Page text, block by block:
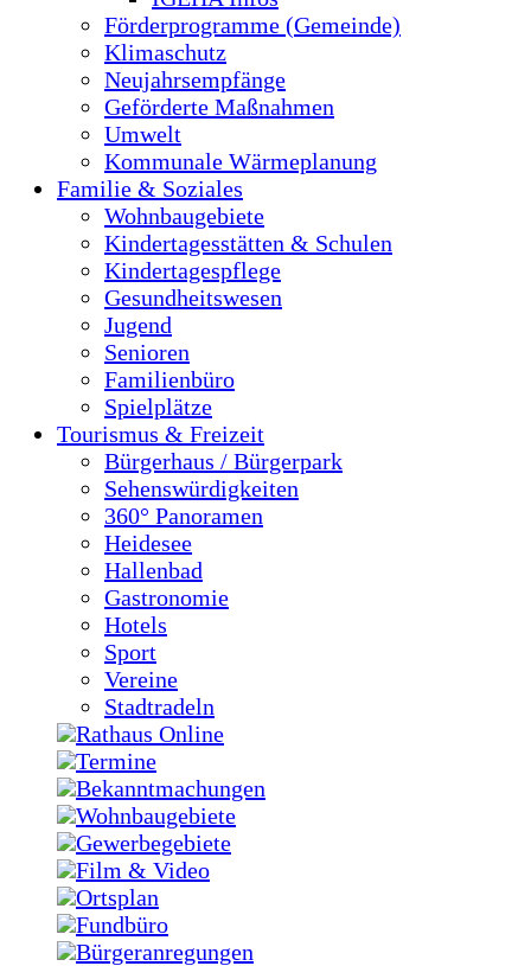
Förderprogramme (Gemeinde)
Klimaschutz
Neujahrsempfänge
Geförderte Maßnahmen
Umwelt
Kommunale Wärmeplanung
Familie & Soziales
Wohnbaugebiete
Kindertagesstätten & Schulen
Kindertagespflege
Gesundheitswesen
Jugend
Senioren
Familienbüro
Spielplätze
Tourismus & Freizeit
Bürgerhaus / Bürgerpark
Sehenswürdigkeiten
360° Panoramen
Heidesee
Hallenbad
Gastronomie
Hotels
Sport
Vereine
Stadtradeln
Rathaus Online
Termine
Bekanntmachungen
Wohnbaugebiete
Gewerbegebiete
Film & Video
Ortsplan
Fundbüro
Bürgeranregungen